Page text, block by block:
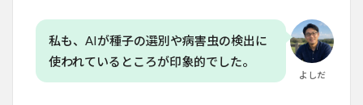
5
AIと
人間
の協
よしだ
私も、AIが種子の選別や病害虫の検出に
使われているところが印象的でした。